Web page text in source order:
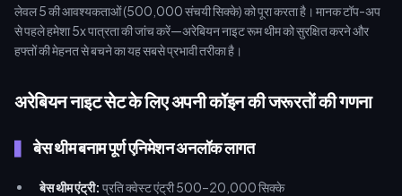
लेवल 5 की आवश्यकताओं (500,000 संचयी सिक्के) को पूरा करता है। मानक टॉप-अप
से पहले हमेशा 5x पात्रता की जांच करें—अरेबियन नाइट रूम थीम को सुरक्षित करने और
हफ्तों की मेहनत से बचने का यह सबसे प्रभावी तरीका है।
अरेबियन नाइट सेट के लिए अपनी कॉइन की जरूरतों की गणना
बेस थीम बनाम पूर्ण एनिमेशन अनलॉक लागत
बेस थीम एंट्री: प्रति क्वेस्ट एंट्री 500–20,000 सिक्के